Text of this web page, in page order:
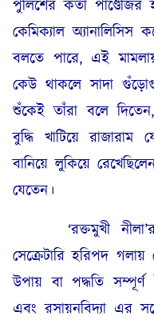
পুলিশের কর্তা
কেমিক্যাল
বলতে পারে, এই
কেউ থাকলে সাদা
শুঁকেই তাঁরা বলে
বুদ্ধি খাটিয়ে
বানিয়ে লুকিয়ে
যেতেন।
‘রক্তমুখী নীলা’র
সেক্রেটারি হরিপদ
উপায় বা পদ্ধতি সম্পূর্ণ
এবং রসায়নবিদ্যা এর